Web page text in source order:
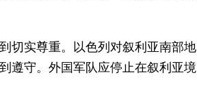
切实尊重。以色列对叙利亚南部
遵守。外国军队应停止在叙利亚境